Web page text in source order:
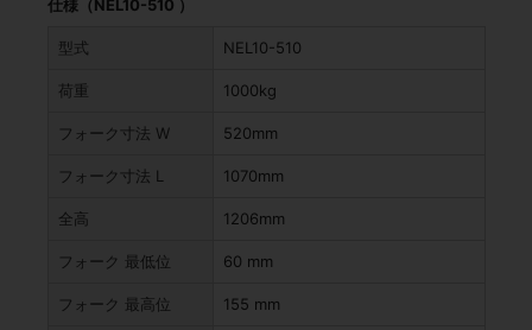
仕様（NEL10-510 ）
型式 NEL10-510
荷重 1000kg
フォーク寸法 W 520mm
フォーク寸法 L 1070mm
全高 1206mm
フォーク 最低位 60 mm
フォーク 最高位 155 mm